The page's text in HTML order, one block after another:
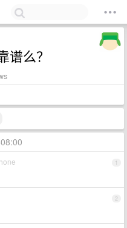
谱么？
1
2